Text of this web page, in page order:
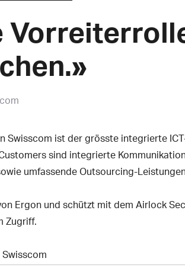
Swisscom ist der grösste integrierte
sind integrierte
umfassende Outsourcing-
Ergon und schützt mit dem Airlock
Zugriff.